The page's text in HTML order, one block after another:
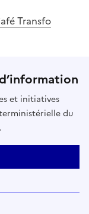
Transfo
et initiatives
du